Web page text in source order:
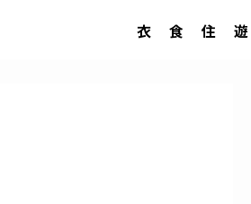
衣 食 住 遊